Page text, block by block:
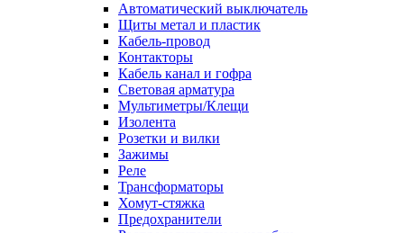
Автоматический выключатель
Щиты метал и пластик
Кабель-провод
Контакторы
Кабель канал и гофра
Световая арматура
Мультиметры/Клещи
Изолента
Розетки и вилки
Зажимы
Реле
Трансформаторы
Хомут-стяжка
Предохранители